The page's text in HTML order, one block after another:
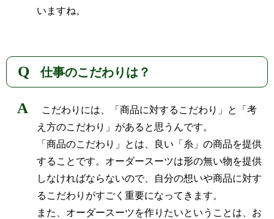
いますね。
仕事のこだわりは？
こだわりには、「商品に対するこだわり」と「考
え方のこだわり」があると思うんです。
「商品のこだわり」とは、良い「糸」の商品を提供
することです。オーダースーツは形の無い物を提供
しなければならないので、自分の想いや商品に対す
るこだわりがすごく重要になってきます。
また、オーダースーツを作りたいということは、お